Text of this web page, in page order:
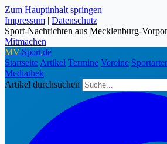
Zum Hauptinhalt springen
Impressum | Datenschutz
Sport-Nachrichten aus Mecklenburg-
Mitmachen
MV-Sport.de
Startseite Artikel Termine Vereine
Mediathek
Artikel durchsuchen